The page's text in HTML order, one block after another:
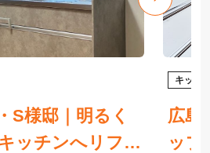
S様邸｜明るく
ッチンへリフォ
キッチ
広島
ップ